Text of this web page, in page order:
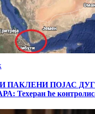
ПАКЛЕНИ ПОЈАС ДУГ
Техеран ће